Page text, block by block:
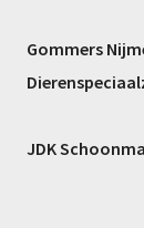
Gommers
JDK